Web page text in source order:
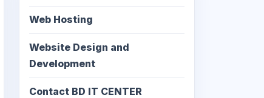
Web Hosting
Website Design and
Development
Contact BD IT CENTER